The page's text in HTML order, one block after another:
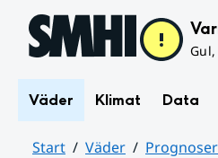
Hoppa till sidans innehåll
Väder Klimat Data
Start Väder